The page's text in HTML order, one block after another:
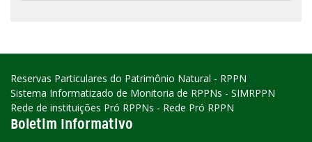
Reservas Particulares do Patrimônio Natural - RPPN
Sistema Informatizado de Monitoria de RPPNs - SIMRPPN
Rede de instituições Pró RPPNs - Rede Pró RPPN
Boletim Informativo